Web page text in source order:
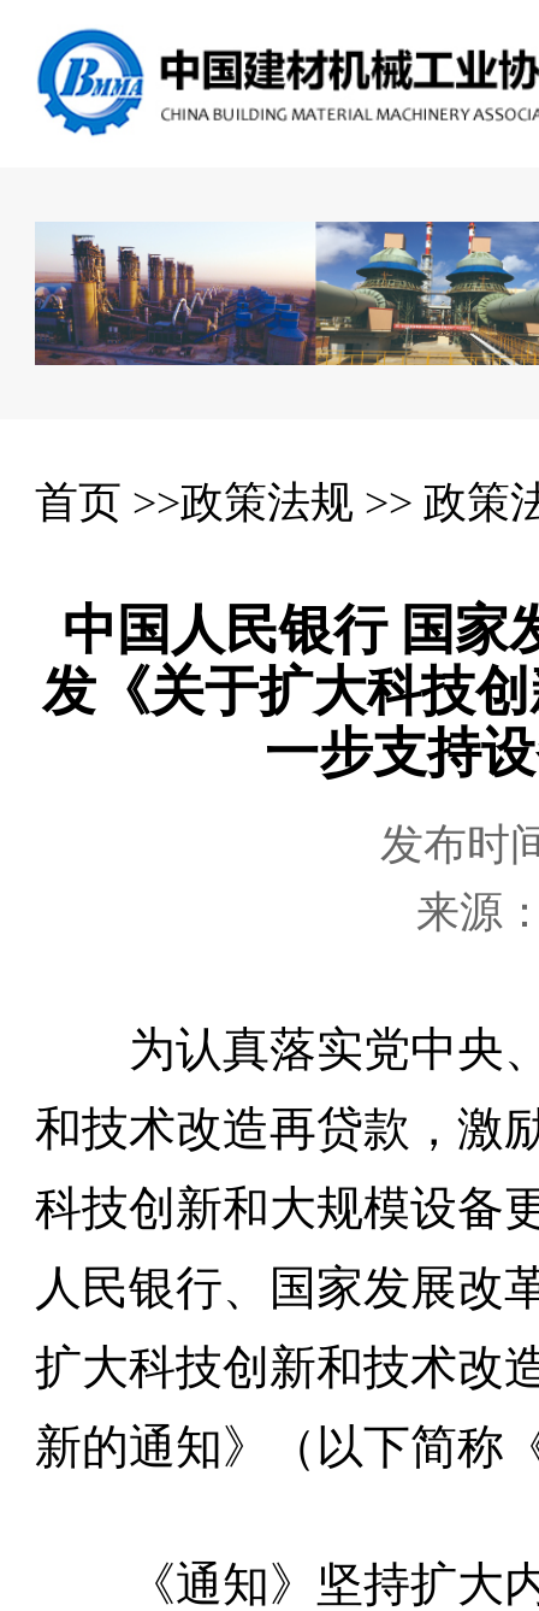
首页 >>政策法规 >> 政策
中国人民银行 国家
发《关于扩大科技
一步支持
发布时
来源
为认真落实党中央
和技术改造再贷款，激
科技创新和大规模设备
人民银行、国家发展改
扩大科技创新和技术改
新的通知》（以下简称
《通知》坚持扩大